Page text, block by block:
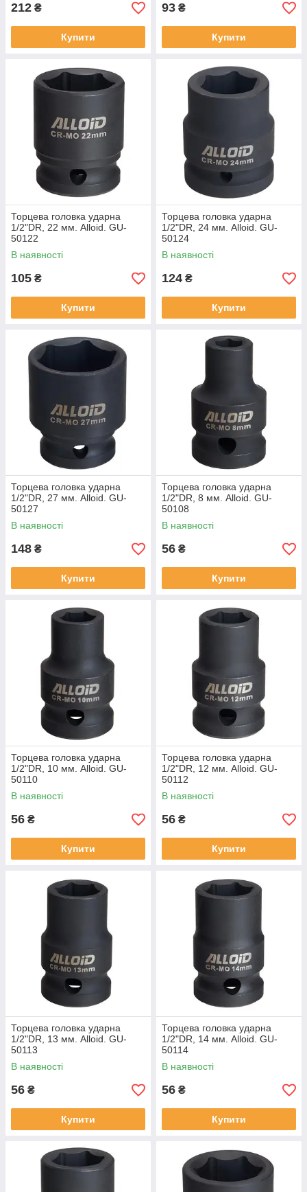
212 ₴
Купити
93 ₴
Купити
Торцева головка ударна
1/2"DR, 22 мм. Alloid. GU-
50122
В наявності
105 ₴
Купити
Торцева головка ударна
1/2"DR, 24 мм. Alloid. GU-
50124
В наявності
124 ₴
Купити
Торцева головка ударна
1/2"DR, 27 мм. Alloid. GU-
50127
В наявності
148 ₴
Купити
Торцева головка ударна
1/2"DR, 8 мм. Alloid. GU-
50108
В наявності
56 ₴
Купити
Торцева головка ударна
1/2"DR, 10 мм. Alloid. GU-
50110
В наявності
56 ₴
Купити
Торцева головка ударна
1/2"DR, 12 мм. Alloid. GU-
50112
В наявності
56 ₴
Купити
Торцева головка ударна
1/2"DR, 13 мм. Alloid. GU-
50113
В наявності
56 ₴
Купити
Торцева головка ударна
1/2"DR, 14 мм. Alloid. GU-
50114
В наявності
56 ₴
Купити